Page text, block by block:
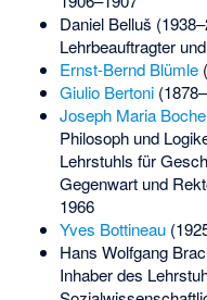
Daniel Belluš
Lehrbeauftragter
Ernst-Bernd Blümle
Giulio Bertoni
Joseph Maria
Philosoph und
Lehrstuhls für
Gegenwart und
1966
Yves Bottineau
Hans Wolfgang
Inhaber des